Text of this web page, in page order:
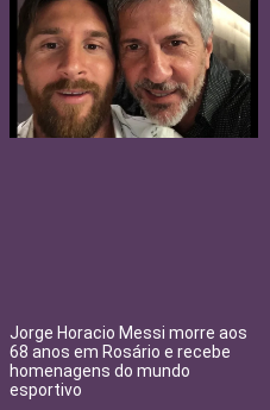
Jorge Horacio Messi morre aos
68 anos em Rosário e recebe
homenagens do mundo
esportivo